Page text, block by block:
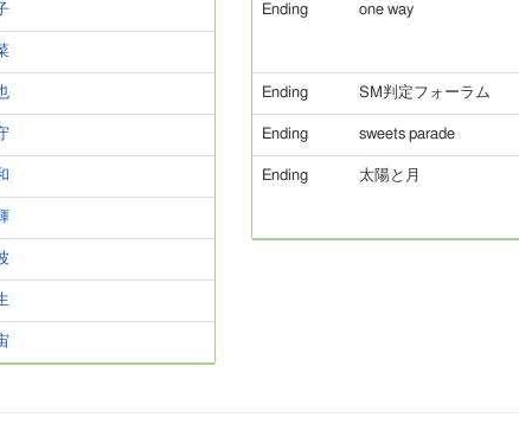
Ending one way
Ending SM判定フォーラム
Ending sweets parade
Ending 太陽と月